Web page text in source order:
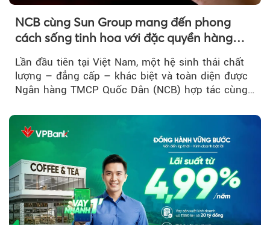
NCB cùng Sun Group mang đến phong
cách sống tinh hoa với đặc quyền hàng
đầu Việt Nam
Lần đầu tiên tại Việt Nam, một hệ sinh thái chất
lượng – đẳng cấp – khác biệt và toàn diện được
Ngân hàng TMCP Quốc Dân (NCB) hợp tác cùng